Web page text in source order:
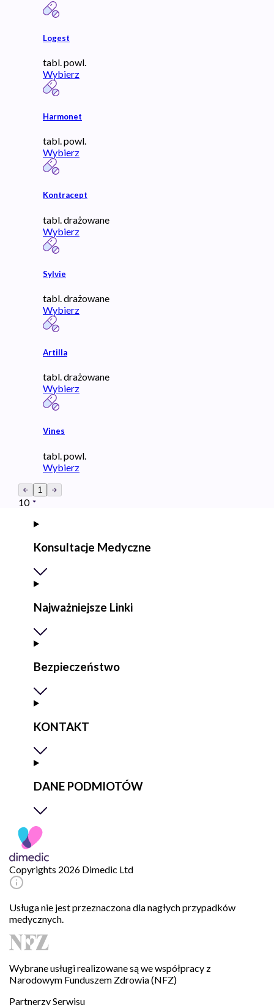
Logest
tabl. powl.
Wybierz
Harmonet
tabl. powl.
Wybierz
Kontracept
tabl. drażowane
Wybierz
Sylvie
tabl. drażowane
Wybierz
Artilla
tabl. drażowane
Wybierz
Vines
tabl. powl.
Wybierz
1
10
Konsultacje Medyczne
Najważniejsze Linki
Bezpieczeństwo
KONTAKT
DANE PODMIOTÓW
Copyrights 2026 Dimedic Ltd
Usługa nie jest przeznaczona dla nagłych przypadków
medycznych.
Wybrane usługi realizowane są we współpracy z
Narodowym Funduszem Zdrowia (NFZ)
Partnerzy Serwisu